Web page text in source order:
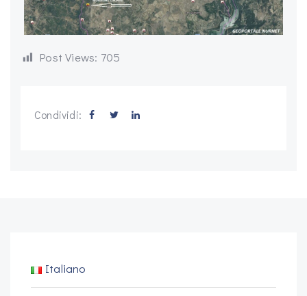
Post Views: 705
Condividi:
Italiano